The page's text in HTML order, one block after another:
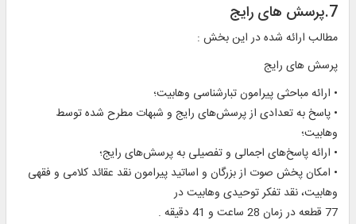
7.پرسش های رايج
مطالب ارائه شده در اين بخش :
پرسش های رايج
• ارائه مباحثی پيرامون تبارشناسی وهابيت؛
• پاسخ به تعدادی از پرسش‌های رایج و شبهات مطرح شده توسط
وهابيت؛
• ارائه پاسخ‌های اجمالی و تفصيلی به پرسش‌های رایج؛
• امکان پخش صوت از بزرگان و اساتيد پيرامون نقد عقائد کلامی و فقهی
وهابيت، نقد تفکر توحيدی وهابيت در
77 قطعه در زمان 28 ساعت و 41 دقيقه .